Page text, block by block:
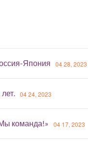
Япония 04 28, 2023
04 24, 2023
команда!» 04 17, 2023